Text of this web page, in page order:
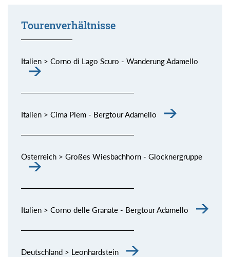
Tourenverhältnisse
Italien > Corno di Lago Scuro - Wanderung Adamello
Italien > Cima Plem - Bergtour Adamello
Österreich > Großes Wiesbachhorn - Glocknergruppe
Italien > Corno delle Granate - Bergtour Adamello
Deutschland > Leonhardstein